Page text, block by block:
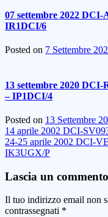
07 settembre 2022 DCI-
IR1DCI/6
Posted on 7 Settembre
13 settembre 2020
– IP1DCI/4
Posted on 13 Settembre
Navigazione
articoli
14 aprile 2002 DCI-
24-25 aprile 2002 DCI-
IK3UGX/P
Lascia un commento
Il tuo indirizzo email non
contrassegnati *